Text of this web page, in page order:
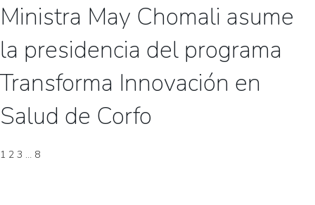
Ministra May Chomali asume
la presidencia del programa
Transforma Innovación en
Salud de Corfo
1 2 3 … 8